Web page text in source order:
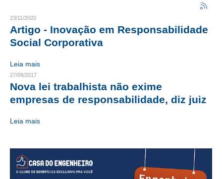
CRESCE BRASIL
CONSELHO TECNOLÓGICO
HISTÓRICO E ATUAÇÃO
COMPOSIÇÃO
CONSELHOS ASSESSORES
PERSONALIDADES DA TECNOLOGIA
TRANSPARÊNCIA
23/11/2020
Artigo - Inovação em Responsabilidade
Social Corporativa
Leia mais
27/09/2017
Nova lei trabalhista não exime
empresas de responsabilidade, diz juiz
Leia mais